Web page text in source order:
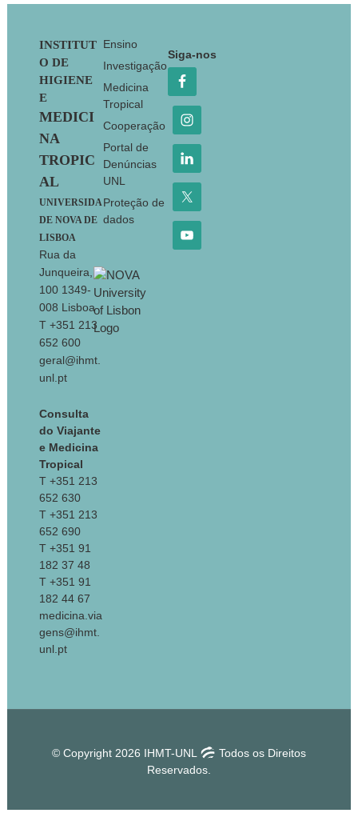
Footer
INSTITUT
O DE
HIGIENE
E
MEDICI
NA
TROPIC
AL
UNIVERSIDA
DE NOVA DE
LISBOA
Rua da
Junqueira,
100 1349-
008 Lisboa
T +351 213
652 600
geral@ihmt.
unl.pt
Consulta
do Viajante
e Medicina
Tropical
T +351 213
652 630
T +351 213
652 690
T +351 91
182 37 48
T +351 91
182 44 67
medicina.via
gens@ihmt.
unl.pt
Ensino
Investigação
Medicina
Tropical
Cooperação
Portal de
Denúncias
UNL
Proteção de
dados
Siga-nos
© Copyright 2026 IHMT-UNL
Todos os Direitos
Reservados.